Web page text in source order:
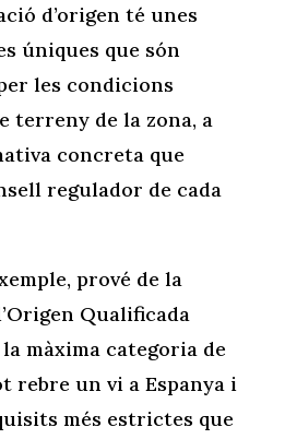
d’origen té unes
úniques que són
les condicions
terreny de la zona, a
concreta que
regulador de cada
prové de la
Qualificada
màxima categoria de
rebre un vi a Espanya i
més estrictes que